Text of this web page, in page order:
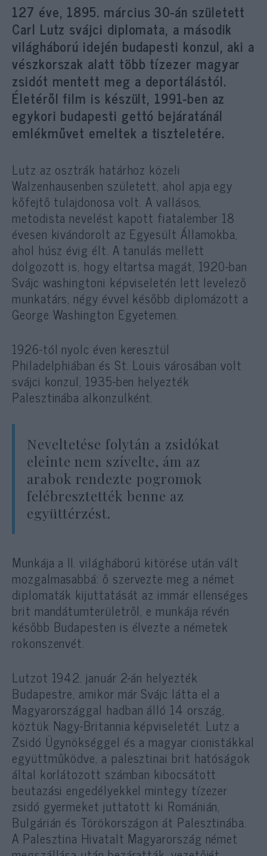
127 éve, 1895. március 30-án született
Carl Lutz svájci diplomata, a második
világháború idején budapesti konzul, aki a
vészkorszak alatt több tízezer magyar
zsidót mentett meg a deportálástól.
Életéről film is készült, 1991-ben az
egykori budapesti gettó bejáratánál
emlékművet emeltek a tiszteletére.
Lutz az osztrák határhoz közeli
Walzenhausenben született, ahol apja egy
kőfejtő tulajdonosa volt. A vallásos,
metodista nevelést kapott fiatalember 18
évesen kivándorolt az Egyesült Államokba,
ahol húsz évig élt. A tanulás mellett
dolgozott is, hogy eltartsa magát, 1920-ban
Svájc washingtoni képviseletén lett levelező
munkatárs, négy évvel később diplomázott a
George Washington Egyetemen.
1926-tól nyolc éven keresztül
Philadelphiában és St. Louis városában volt
svájci konzul, 1935-ben helyezték
Palesztinába alkonzulként.
Neveltetése folytán a zsidókat
eleinte nem szívelte, ám az
arabok rendezte pogromok
felébresztették benne az
együttérzést.
Munkája a II. világháború kitörése után vált
mozgalmasabbá: ő szervezte meg a német
diplomaták kijuttatását az immár ellenséges
brit mandátumterületről, e munkája révén
később Budapesten is élvezte a németek
rokonszenvét.
Lutzot 1942. január 2-án helyezték
Budapestre, amikor már Svájc látta el a
Magyarországgal hadban álló 14 ország,
köztük Nagy-Britannia képviseletét. Lutz a
Zsidó Ügynökséggel és a magyar cionistákkal
együttműködve, a palesztinai brit hatóságok
által korlátozott számban kibocsátott
beutazási engedélyekkel mintegy tízezer
zsidó gyermeket juttatott ki Románián,
Bulgárián és Törökországon át Palesztinába.
A Palesztina Hivatalt Magyarország német